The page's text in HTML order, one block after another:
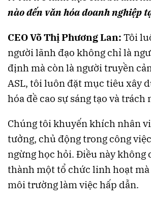
nào đến văn hóa doanh nghiệp
CEO Võ Thị Phương Lan: Tôi
người lãnh đạo không chỉ là
định mà còn là người truyền
ASL, tôi luôn đặt mục tiêu xây
hóa đề cao sự sáng tạo và trách
Chúng tôi khuyến khích nhân
tưởng, chủ động trong công
ngừng học hỏi. Điều này không
thành một tổ chức linh hoạt
môi trường làm việc hấp dẫn​​.